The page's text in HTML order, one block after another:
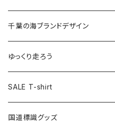
キャップ
トートバッグ
ランチバッグ
エコバッグ
キーホルダー
クリアファイル
缶バッジ
キーホルダー
クリアファイル
缶バッジ54mm
JAGUARさんコラボグッズ
Tシャツ
ステッカー
サコッシュ
ホテルキーホルダー
モーテルキーホルダー
缶バッジ
クリアファイル
マスク
エコバッグ
キャップ
エコバッグ
ステッカー
モーテルキーホルダー
Tシャツ
キャップ
ステッカー
ホテルキーホルダー
千葉の海ブランドデザイン
Tシャツ
キャップ
ステッカー
ゆっくり走ろう
Tシャツ
ステッカー
SALE T-shirt
国道標識グッズ